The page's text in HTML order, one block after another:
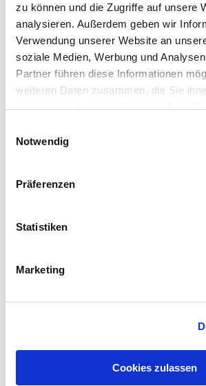
zu können und die Zugriffe auf unsere
analysieren. Außerdem geben wir
Verwendung unserer Website an
soziale Medien, Werbung und
Partner führen diese Informationen
weiteren Daten zusammen, die Sie
haben oder die sie im Rahmen Ihrer
Notwendig
Präferenzen
Statistiken
Marketing
Cookies zulassen
Aktive Rolle bei der
Informationsgenerierung:
betont, dass AI Overview nicht
bestehende Informationen
Stattdessen kombiniert und
die KI Daten, was eine aktive
Inhalten darstellt. Diese
Richtigkeit der generierten
Vergangenheit konnten
um sich vor rechtlichen
gelten, da die KI selbst Inhalte